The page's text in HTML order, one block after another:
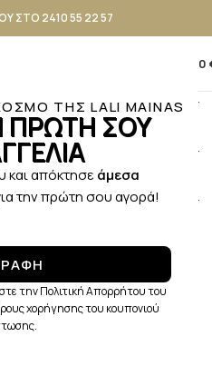
ΤΗΣ LALI MAINAS
ΠΡΩΤΗ ΣΟΥ
απόκτησε άμεσα
την πρώτη σου αγορά!
την Πολιτική Απορρήτου του
χορήγησης του κουπονιού
ΣΤΟ 2410 55 22 57
0,00